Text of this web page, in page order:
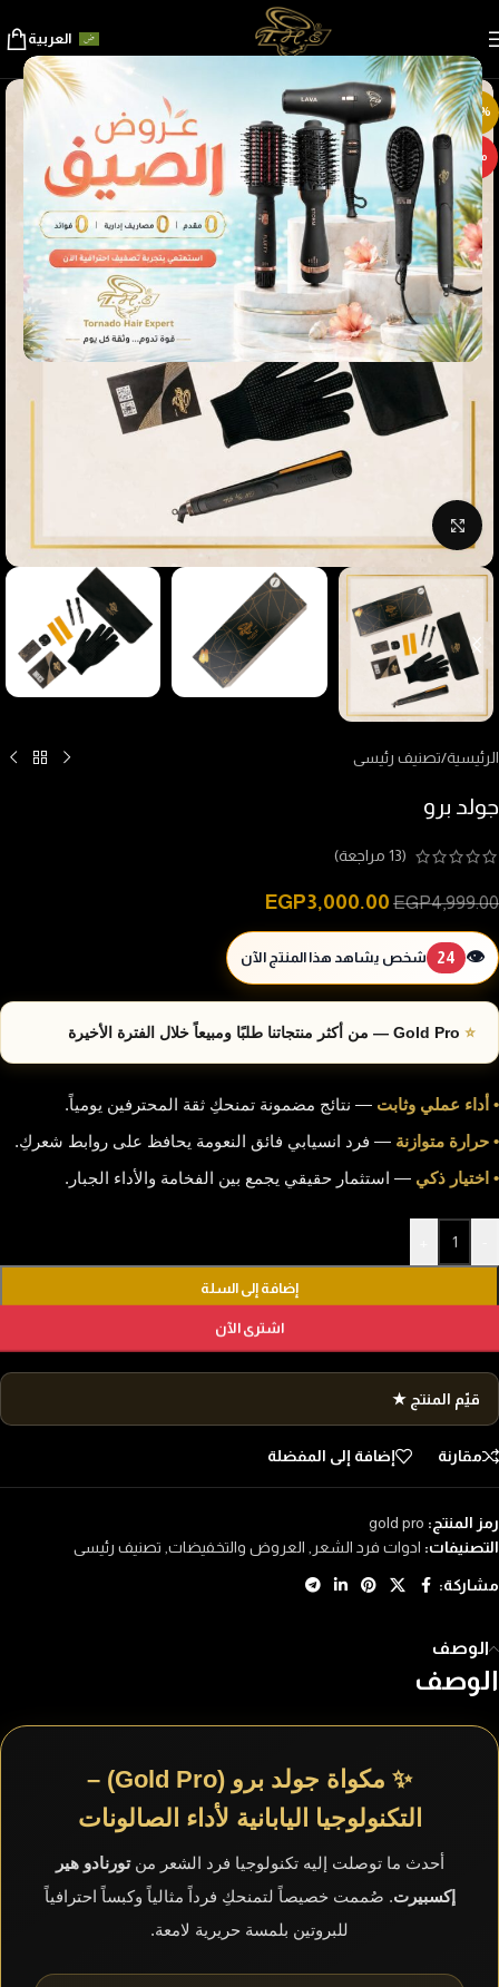
العربية
-40%
مميز
Click to enlarge
الرئيسية/تصنيف رئيسى
جولد برو
(
13 مراجعة)
EGP4,999.00
EGP3,000.00
👁️
24 شخص يشاهد هذا المنتج الآن
⭐
• أداء عملي وثابت — نتائج مضمونة تمنحكِ ثقة المحترفين يومياً.
• حرارة متوازنة — فرد انسيابي فائق النعومة يحافظ على روابط شعركِ.
• اختيار ذكي — استثمار حقيقي يجمع بين الفخامة والأداء الجبار.
إضافة إلى السلة
اشترى الآن
قيّم المنتج ★
مقارنة إضافة إلى المفضلة
رمز المنتج: gold pro
التصنيفات: ادوات فرد الشعر العروض والتخفيضات تصنيف رئيسى
مشاركة:
الوصف
الوصف
✨ مكواة جولد برو (Gold Pro) –
التكنولوجيا اليابانية لأداء الصالونات
أحدث ما توصلت إليه تكنولوجيا فرد الشعر منتورنادو هير
إكسبيرت. صُممت خصيصاً لتمنحكِ فرداً مثالياً وكبساً احترافياً
للبروتين بلمسة حريرية لامعة.